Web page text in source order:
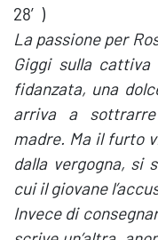
28′)
La passione per
Giggi sulla
fidanzata, una
arriva a sottrarre
madre. Ma il furto
dalla vergogna, si
cui il giovane
Invece di